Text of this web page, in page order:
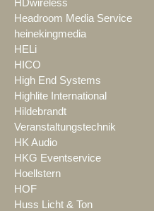
HDwireless
Headroom Media Service
heinekingmedia
HELi
HICO
High End Systems
Highlite International
Hildebrandt
Veranstaltungstechnik
HK Audio
HKG Eventservice
Hoellstern
HOF
Huss Licht & Ton